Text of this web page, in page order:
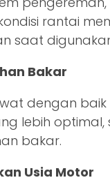
rantai
saat
Bakar
dengan baik
lebih optimal,
bakar.
Usia Motor